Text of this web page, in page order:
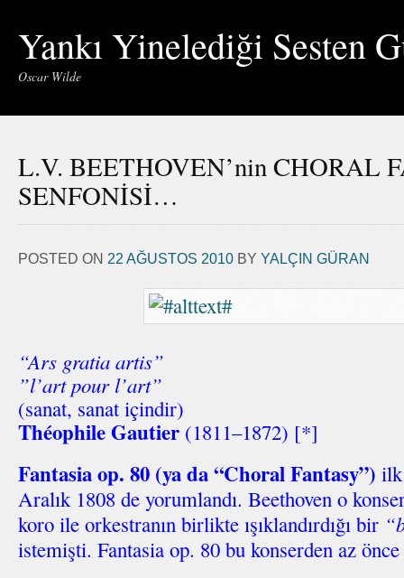
Yankı Yinelediği Sesten
Oscar Wilde
L.V. BEETHOVEN’nin CHORAL
SENFONİSİ…
POSTED ON 22 AĞUSTOS 2010 BY YALÇIN GÜRAN
“Ars gratia artis”
”l’art pour l’art”
(sanat, sanat içindir)
Théophile Gautier (1811–1872) [*]
Fantasia op. 80 (ya da “Choral Fantasy”) ilk
Aralık 1808 de yorumlandı. Beethoven o
koro ile orkestranın birlikte ışıklandırdığı bir
istemişti. Fantasia op. 80 bu konserden az önce